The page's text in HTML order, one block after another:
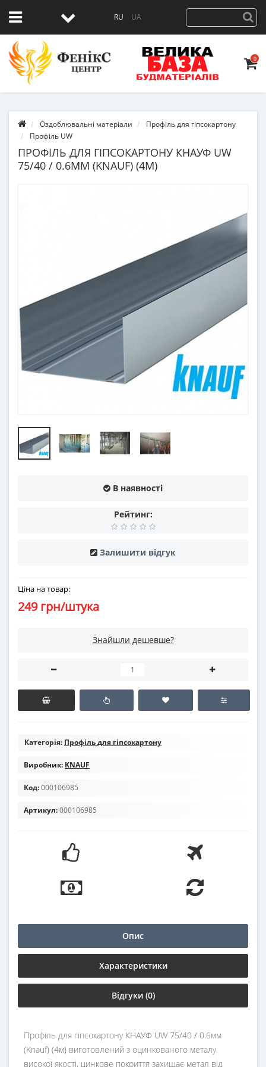
RU UA
0
Оздоблювальні матеріали
Профіль для гіпсокартону
Профіль UW
ПРОФІЛЬ ДЛЯ ГІПСОКАРТОНУ КНАУФ UW
75/40 / 0.6ММ (KNAUF) (4М)
В наявності
Рейтинг:
Залишити відгук
Ціна на товар:
249 грн/штука
Знайшли дешевше?
Категорія: Профіль для гіпсокартону
Виробник: KNAUF
Код:000106985
Артикул:000106985
Опис
Характеристики
Відгуки (0)
Профіль для гіпсокартону КНАУФ UW 75/40 / 0.6мм
(Knauf) (4м) виготовлений з оцинкованого металу
високої якості, цинкове покриття захищає метал від